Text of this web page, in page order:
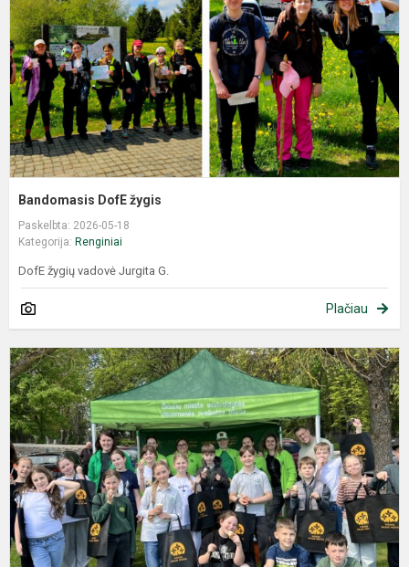
Bandomasis DofE žygis
Paskelbta: 2026-05-18
Kategorija: Renginiai
DofE žygių vadovė Jurgita G.
Plačiau